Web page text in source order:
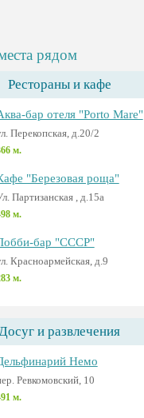
рядом
Рестораны и кафе
бар отеля "Porto Mare"
Перекопская, д.20/2
м.
"Березовая роща"
Партизанская , д.15а
м.
бар "СССР"
Красноармейская, д.9
м.
и развлечения
Немо
Ревкомовский, 10
м.